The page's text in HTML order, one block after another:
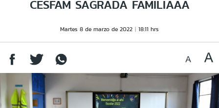
CESFAM SAGRADA FAMILIAAA
Martes 8 de marzo de 2022 18:11 hrs